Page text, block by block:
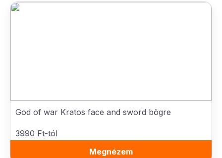
God of war Kratos face and sword bögre
3990 Ft-tól
Megnézem